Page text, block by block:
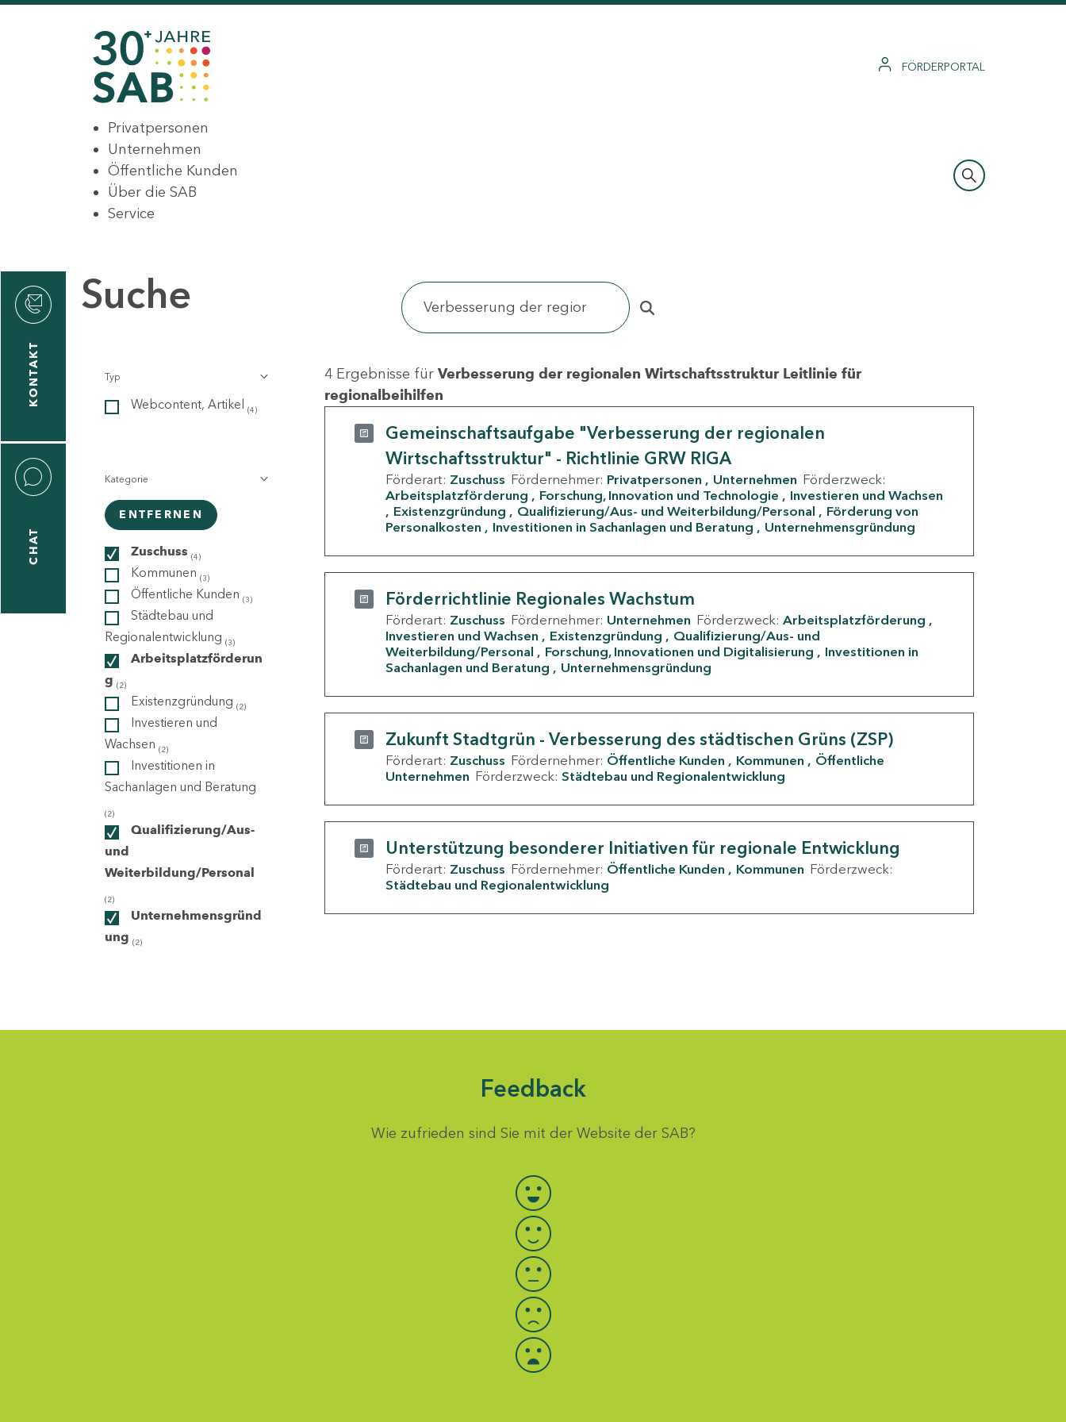
FÖRDERPORTAL
Privatpersonen
Unternehmen
Öffentliche Kunden
Über die SAB
Service
KONTAKT
CHAT
Suche
Typ
Webcontent, Artikel (4)
Kategorie
ENTFERNEN
Zuschuss (4)
Kommunen (3)
Öffentliche Kunden (3)
Städtebau und
Regionalentwicklung (3)
Arbeitsplatzförderun
g (2)
Existenzgründung (2)
Investieren und
Wachsen (2)
Investitionen in
Sachanlagen und Beratung
(2)
Qualifizierung/Aus-
und
Weiterbildung/Personal
(2)
Unternehmensgründ
ung (2)
4 Ergebnisse für Verbesserung der regionalen Wirtschaftsstruktur Leitlinie für
regionalbeihilfen
Gemeinschaftsaufgabe "Verbesserung der regionalen
Wirtschaftsstruktur" - Richtlinie GRW RIGA
Förderart: Zuschuss Fördernehmer: Privatpersonen Unternehmen Förderzweck:
Arbeitsplatzförderung
Forschung, Innovation und Technologie
Investieren und Wachsen
Existenzgründung
Qualifizierung/Aus- und Weiterbildung/Personal
Förderung von
Personalkosten
Investitionen in Sachanlagen und Beratung Unternehmensgründung
Förderrichtlinie Regionales Wachstum
Förderart: Zuschuss Fördernehmer: Unternehmen Förderzweck: Arbeitsplatzförderung
Investieren und Wachsen
Existenzgründung
Qualifizierung/Aus- und
Weiterbildung/Personal
Forschung, Innovationen und Digitalisierung
Investitionen in
Sachanlagen und Beratung
Unternehmensgründung
Zukunft Stadtgrün - Verbesserung des städtischen Grüns (ZSP)
Förderart: Zuschuss Fördernehmer: Öffentliche Kunden Kommunen
Öffentliche
Unternehmen Förderzweck: Städtebau und Regionalentwicklung
Unterstützung besonderer Initiativen für regionale Entwicklung
Förderart: Zuschuss Fördernehmer: Öffentliche Kunden Kommunen Förderzweck:
Städtebau und Regionalentwicklung
Feedback
Wie zufrieden sind Sie mit der Website der SAB?
Bewertung auswählen